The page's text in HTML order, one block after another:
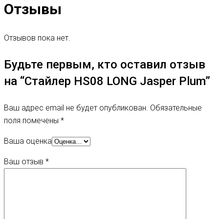
Отзывы
Отзывов пока нет.
Будьте первым, кто оставил отзыв
на “Стайлер HS08 LONG Jasper Plum”
Ваш адрес email не будет опубликован. Обязательные
поля помечены *
Ваша оценка
Ваш отзыв *